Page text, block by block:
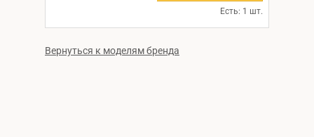
Есть: 1 шт.
Вернуться к моделям бренда